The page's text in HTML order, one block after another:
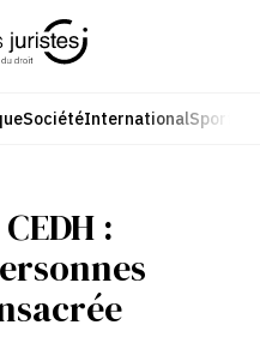
SociétéInternationalSport
: